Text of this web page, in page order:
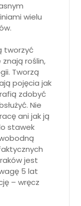
wielu
tworzyć
roślin,
Tworzą
pojęcia jak
zdobyć
Nie
ani jak ją
stawek
jest
5 lat
– wręcz